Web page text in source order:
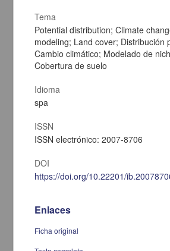
La Rana Leopardo de Río Grande (Lithobates
Parras, Coahuila, México
Ramírez-García, Jesús Gabriel; Czaja,
2025-03-24
Biología y Química
Tema
Potential distribution; Climate
modeling; Land cover; Distribución
Cambio climático; Modelado de
Cobertura de suelo
Idioma
spa
ISSN
ISSN electrónico: 2007-8706
DOI
https://doi.org/10.22201/
Enlaces
Ficha original